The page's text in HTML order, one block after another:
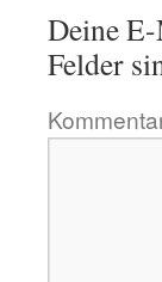
Deine
Felder